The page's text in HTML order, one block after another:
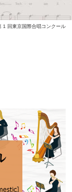
1 回東京国際合唱コンクール